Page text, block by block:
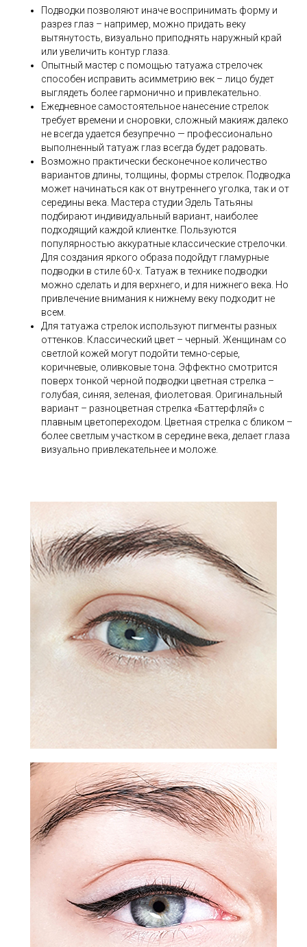
Подводки позволяют иначе воспринимать форму и
разрез глаз – например, можно придать веку
вытянутость, визуально приподнять наружный край
или увеличить контур глаза.
Опытный мастер с помощью татуажа стрелочек
способен исправить асимметрию век – лицо будет
выглядеть более гармонично и привлекательно.
Ежедневное самостоятельное нанесение стрелок
требует времени и сноровки, сложный макияж далеко
не всегда удается безупречно — профессионально
выполненный татуаж глаз всегда будет радовать.
Возможно практически бесконечное количество
вариантов длины, толщины, формы стрелок. Подводка
может начинаться как от внутреннего уголка, так и от
середины века. Мастера студии Эдель Татьяны
подбирают индивидуальный вариант, наиболее
подходящий каждой клиентке. Пользуются
популярностью аккуратные классические стрелочки.
Для создания яркого образа подойдут гламурные
подводки в стиле 60-х. Татуаж в технике подводки
можно сделать и для верхнего, и для нижнего века. Но
привлечение внимания к нижнему веку подходит не
всем.
Для татуажа стрелок используют пигменты разных
оттенков. Классический цвет – черный. Женщинам со
светлой кожей могут подойти темно-серые,
коричневые, оливковые тона. Эффектно смотрится
поверх тонкой черной подводки цветная стрелка –
голубая, синяя, зеленая, фиолетовая. Оригинальный
вариант – разноцветная стрелка «Баттерфляй» с
плавным цветопереходом. Цветная стрелка с бликом –
более светлым участком в середине века, делает глаза
визуально привлекательнее и моложе.